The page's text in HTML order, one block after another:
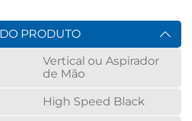
PRODUTO
Vertical ou Aspirador
de Mão
High Speed Black